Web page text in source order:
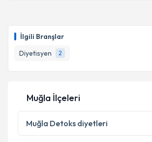
İlgili Branşlar
Diyetisyen
2
Muğla İlçeleri
Muğla Detoks diyetleri